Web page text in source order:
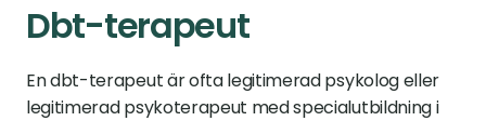
Dbt-terapeut
En dbt-terapeut är ofta legitimerad psykolog eller
legitimerad psykoterapeut med specialutbildning i